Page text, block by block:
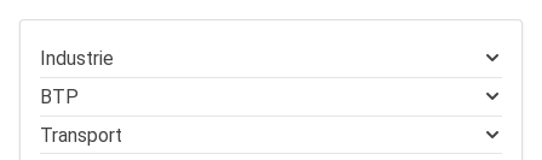
Industrie
BTP
Transport